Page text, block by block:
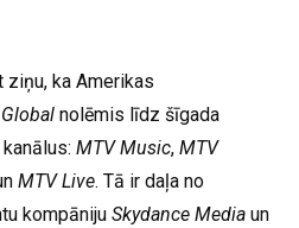
ka Amerikas
nolēmis līdz šīgada
kanālus: MTV Music, MTV
MTV Live. Tā ir daļa no
kompāniju Skydance Media un